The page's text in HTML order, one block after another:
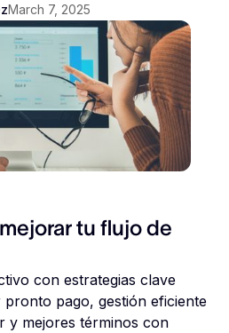
March 7, 2025
tu flujo de
con estrategias clave
pago, gestión eficiente
y mejores términos con